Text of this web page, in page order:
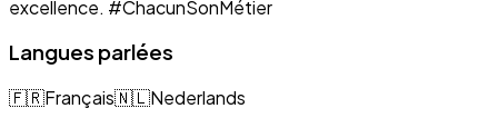
excellence. #ChacunSonMétier
Langues parlées
🇫🇷Français🇳🇱Nederlands